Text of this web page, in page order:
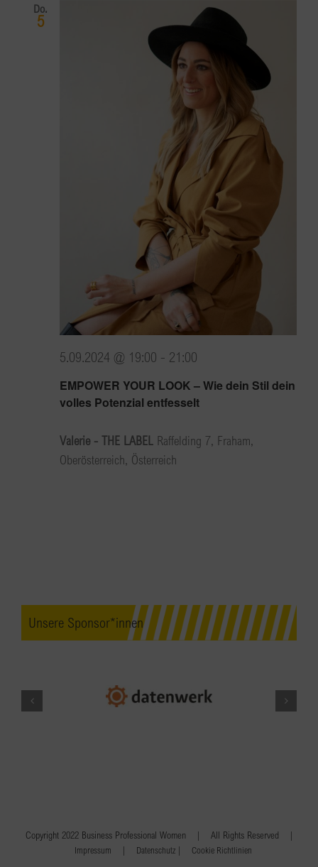
Do.
5
EMPOWER YOUR LOOK – Wie dein Stil dein
volles Potenzial entfesselt
5.09.2024 @ 19:00 - 21:00
Valerie - THE LABEL Raffelding 7, Fraham,
Oberösterreich, Österreich
Unsere Sponsor*innen
Copyright 2022 Business Professional Women | All Rights Reserved |
Impressum | Datenschutz | Cookie Richtlinien